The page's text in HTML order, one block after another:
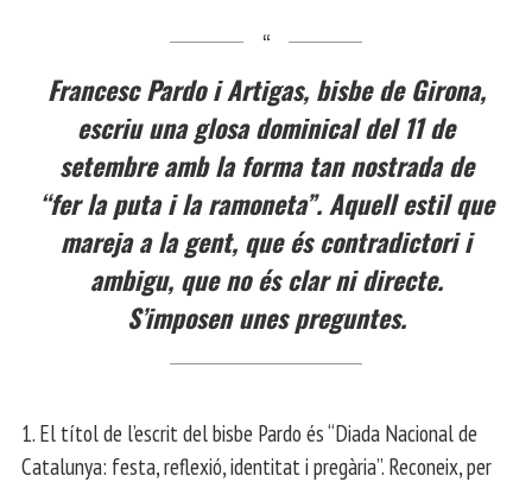
Francesc Pardo i Artigas, bisbe de Girona,
escriu una glosa dominical del 11 de
setembre amb la forma tan nostrada de
“fer la puta i la ramoneta”. Aquell estil que
mareja a la gent, que és contradictori i
ambigu, que no és clar ni directe.
S’imposen unes preguntes.
1. El títol de l’escrit del bisbe Pardo és “Diada Nacional de
Catalunya: festa, reflexió, identitat i pregària”. Reconeix, per